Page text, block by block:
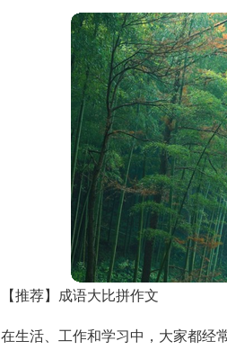
【推荐】成语大比拼作文
在生活、工作和学习中，大家都经